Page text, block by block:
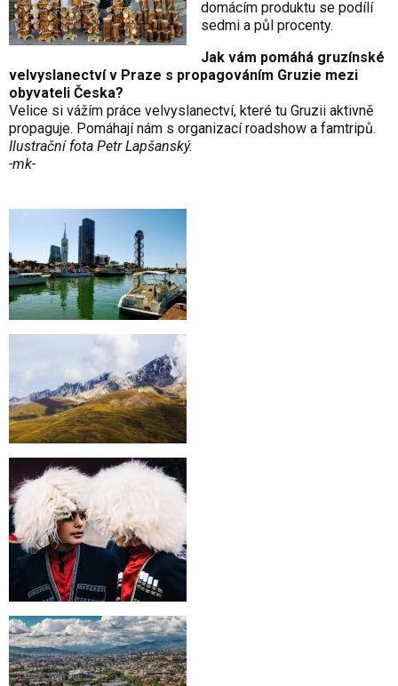
domácím produktu se podílí
sedmi a půl procenty.
Jak vám pomáhá gruzínské
velvyslanectví v Praze s propagováním Gruzie mezi
obyvateli Česka?
Velice si vážím práce velvyslanectví, které tu Gruzii aktivně
propaguje. Pomáhají nám s organizací roadshow a famtripů.
Ilustrační fota Petr Lapšanský.
-mk-